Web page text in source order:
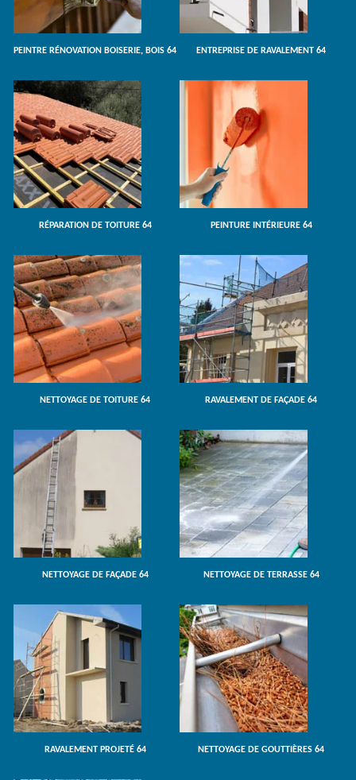
PEINTRE RÉNOVATION BOISERIE, BOIS 64 ENTREPRISE DE RAVALEMENT 64
RÉPARATION DE TOITURE 64 PEINTURE INTÉRIEURE 64
NETTOYAGE DE TOITURE 64 RAVALEMENT DE FAÇADE 64
NETTOYAGE DE FAÇADE 64 NETTOYAGE DE TERRASSE 64
RAVALEMENT PROJETÉ 64 NETTOYAGE DE GOUTTIÈRES 64